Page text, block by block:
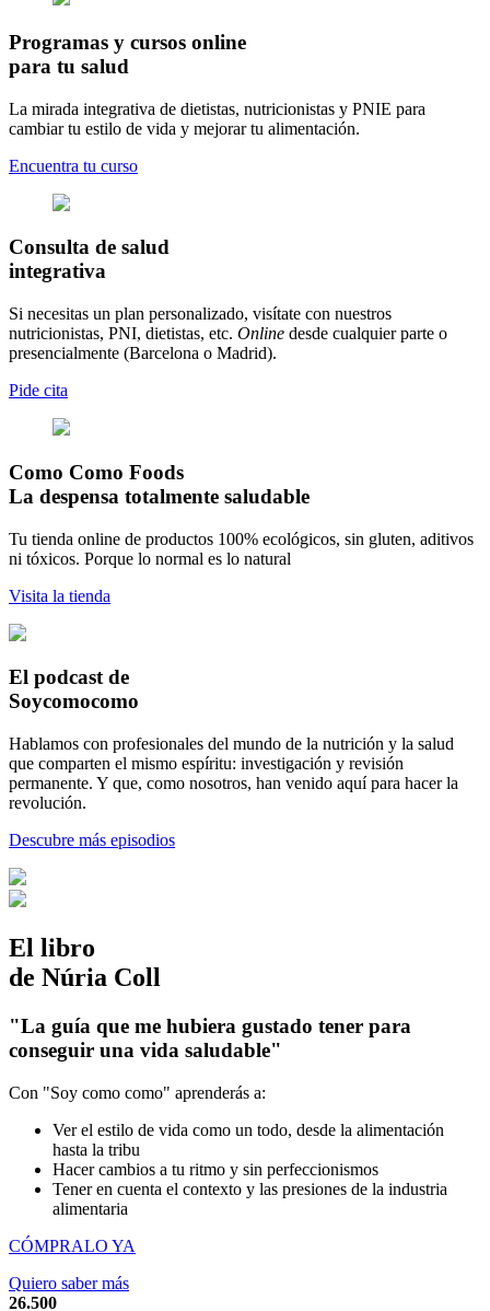
Programas y cursos online
para tu salud
La mirada integrativa de dietistas, nutricionistas y PNIE para
cambiar tu estilo de vida y mejorar tu alimentación.
Encuentra tu curso
Consulta de salud
integrativa
Si necesitas un plan personalizado, visítate con nuestros
nutricionistas, PNI, dietistas, etc. Online desde cualquier parte o
presencialmente (Barcelona o Madrid).
Pide cita
Como Como Foods
La despensa totalmente saludable
Tu tienda online de productos 100% ecológicos, sin gluten, aditivos
ni tóxicos. Porque lo normal es lo natural
Visita la tienda
El podcast de
Soycomocomo
Hablamos con profesionales del mundo de la nutrición y la salud
que comparten el mismo espíritu: investigación y revisión
permanente. Y que, como nosotros, han venido aquí para hacer la
revolución.
Descubre más episodios
El libro
de Núria Coll
"La guía que me hubiera gustado tener para
conseguir una vida saludable"
Con "Soy como como" aprenderás a:
Ver el estilo de vida como un todo, desde la alimentación
hasta la tribu
Hacer cambios a tu ritmo y sin perfeccionismos
Tener en cuenta el contexto y las presiones de la industria
alimentaria
CÓMPRALO YA
Quiero saber más
26.500